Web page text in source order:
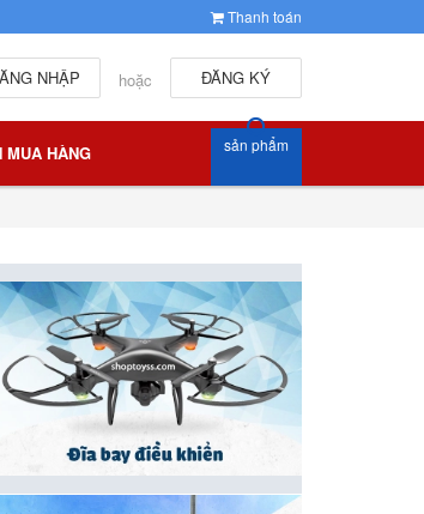
Thanh toán
ĐĂNG KÝ
hoặc
NHẬP
MUA HÀNG sản phẩm